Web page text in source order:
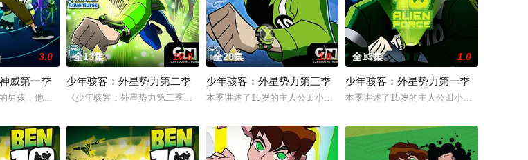
1940-1957年制作的114部影院版动画短片重
3.0
威第一季
男孩，他的生活，因为一个撞上地球的陨石而永远改变。从天而降的陨石带来了超能仪，让他拥有变身成十种以上外星英雄的能
全13集 10.0
少年骇客：外星势力第二季
《少年骇客：外星势力第二季》是由丹·瑞巴执导，乔·凯西、乔·凯利等编剧，尤里·洛文塔尔、艾什莉·约翰逊等配音
全20集 3.0
少年骇客：外星势力第三季
本季讲述了15岁的主人公田小班为寻找失踪的爷爷马克斯，再次使用Omnitrix，
全13集 1.0
少年骇客：外星势力第一季
本季讲述了15岁的主人公田小班为寻找失踪